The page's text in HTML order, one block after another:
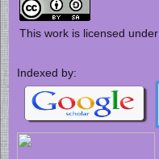
This work is licensed
Indexed by: